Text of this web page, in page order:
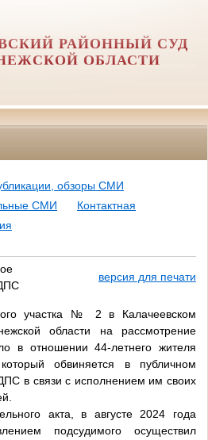
РАЙОННЫЙ СУД
ОБЛАСТИ
обзоры СМИ
СМИ
Контактная
версия для печати
участка № 2 в Калачеевском
области на рассмотрение
в отношении 44-летнего жителя
обвиняется в публичном
в связи с исполнением им своих
акта, в августе 2024 года
подсудимого осуществил